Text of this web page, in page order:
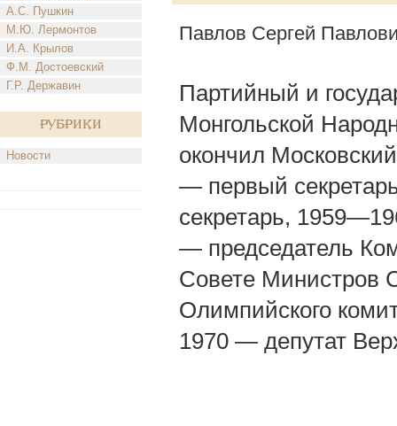
А.С. Пушкин
М.Ю. Лермонтов
И.А. Крылов
Ф.М. Достоевский
Г.Р. Державин
Рубрики
Новости
Павлов Сергей
Партийный и
Монгольской
окончил
— первый
секретарь,
— председатель
Совете Министров
Олимпийского
1970 — депутат